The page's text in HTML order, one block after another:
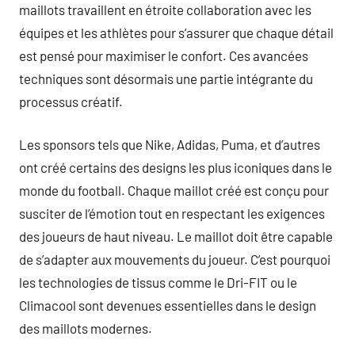
maillots travaillent en étroite collaboration avec les
équipes et les athlètes pour s’assurer que chaque détail
est pensé pour maximiser le confort. Ces avancées
techniques sont désormais une partie intégrante du
processus créatif.
Les sponsors tels que Nike, Adidas, Puma, et d’autres
ont créé certains des designs les plus iconiques dans le
monde du football. Chaque maillot créé est conçu pour
susciter de l’émotion tout en respectant les exigences
des joueurs de haut niveau. Le maillot doit être capable
de s’adapter aux mouvements du joueur. C’est pourquoi
les technologies de tissus comme le Dri-FIT ou le
Climacool sont devenues essentielles dans le design
des maillots modernes.